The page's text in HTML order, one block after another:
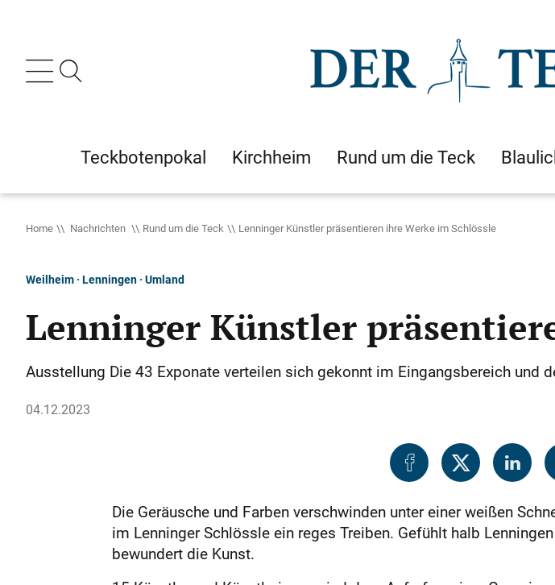
Teckbotenpokal Kirchheim Rund um die Teck
Home Nachrichten Rund um die Teck Lenninger Künstler präsentieren ihre Werke im Schlössle
Weilheim · Lenningen · Umland
Lenninger Künstler
Ausstellung Die 43 Exponate verteilen sich gekonnt im Eingangsbereich und
04.12.2023
Die Geräusche und Farben verschwinden unter einer weißen
im Lenninger Schlössle ein reges Treiben. Gefühlt halb
bewundert die Kunst.